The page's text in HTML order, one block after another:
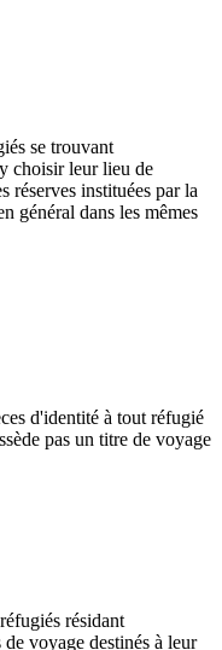
se trouvant
choisir leur lieu de
réserves instituées par la
général dans les mêmes
d'identité à tout réfugié
pas un titre de voyage
résidant
voyage destinés à leur